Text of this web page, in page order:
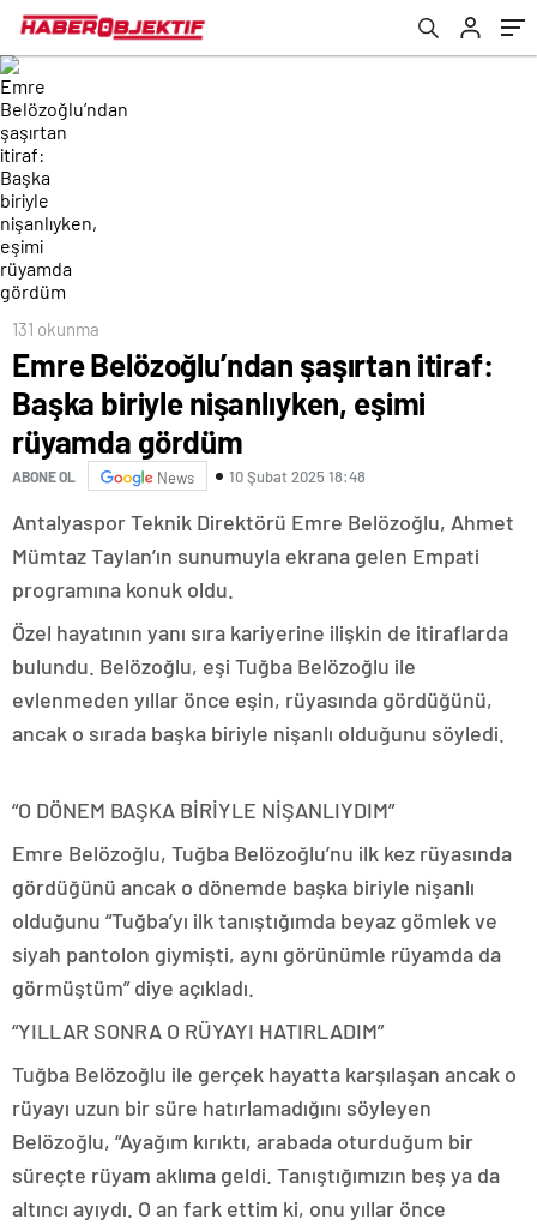
131 okunma
Emre Belözoğlu’ndan şaşırtan itiraf:
Başka biriyle nişanlıyken, eşimi
rüyamda gördüm
ABONE OL News 10 Şubat 2025 18:48
Antalyaspor Teknik Direktörü Emre Belözoğlu, Ahmet
Mümtaz Taylan’ın sunumuyla ekrana gelen Empati
programına konuk oldu.
Özel hayatının yanı sıra kariyerine ilişkin de itiraflarda
bulundu. Belözoğlu, eşi Tuğba Belözoğlu ile
evlenmeden yıllar önce eşin, rüyasında gördüğünü,
ancak o sırada başka biriyle nişanlı olduğunu söyledi.
“O DÖNEM BAŞKA BİRİYLE NİŞANLIYDIM”
Emre Belözoğlu, Tuğba Belözoğlu’nu ilk kez rüyasında
gördüğünü ancak o dönemde başka biriyle nişanlı
olduğunu “Tuğba’yı ilk tanıştığımda beyaz gömlek ve
siyah pantolon giymişti, aynı görünümle rüyamda da
görmüştüm” diye açıkladı.
“YILLAR SONRA O RÜYAYI HATIRLADIM”
Tuğba Belözoğlu ile gerçek hayatta karşılaşan ancak o
rüyayı uzun bir süre hatırlamadığını söyleyen
Belözoğlu, “Ayağım kırıktı, arabada oturduğum bir
süreçte rüyam aklıma geldi. Tanıştığımızın beş ya da
altıncı ayıydı. O an fark ettim ki, onu yıllar önce